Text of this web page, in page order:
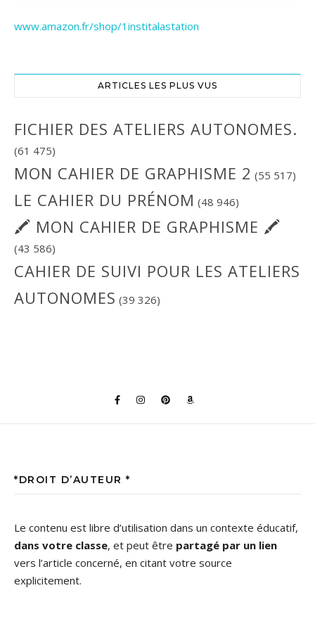
www.amazon.fr/shop/1institalastation
ARTICLES LES PLUS VUS
FICHIER DES ATELIERS AUTONOMES.
(61 475)
MON CAHIER DE GRAPHISME 2 (55 517)
LE CAHIER DU PRÉNOM (48 946)
🖍 MON CAHIER DE GRAPHISME 🖍
(43 586)
CAHIER DE SUIVI POUR LES ATELIERS
AUTONOMES (39 326)
*DROIT D’AUTEUR *
Le contenu est libre d’utilisation dans un contexte éducatif,
dans votre classe, et peut être partagé par un lien
vers l’article concerné, en citant votre source
explicitement.